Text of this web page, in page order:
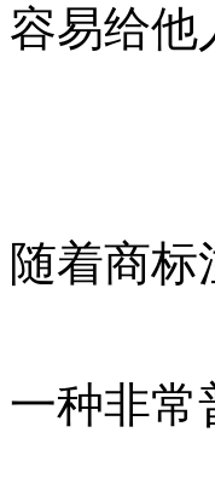
容易给他
随着商
一种非常